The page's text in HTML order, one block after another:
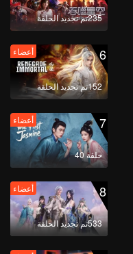
235تم تجديد الحلقة
6
152تم تجديد الحلقة
أعضاء
7
حلقة 40
أعضاء
8
533تم تجديد الحلقة
أعضاء